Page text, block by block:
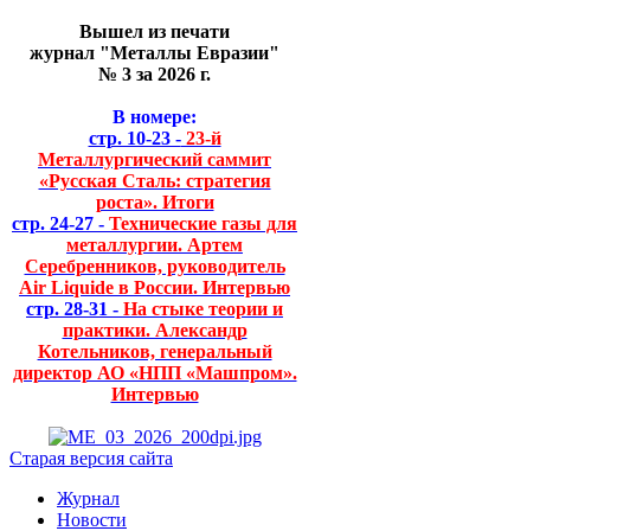
Вышел из печати
журнал "Металлы Евразии"
№ 3 за 2026 г.
В номере:
стр. 10-23 -23-й
Металлургический саммит
«Русская Сталь: стратегия
роста». Итоги
стр. 24-27 - Технические газы для
металлургии. Артем
Серебренников, руководитель
Air Liquide в России. Интервью
стр. 28-31 - На стыке теории и
практики. Александр
Котельников, генеральный
директор АО «НПП «Машпром».
Интервью
Старая версия сайта
Журнал
Новости